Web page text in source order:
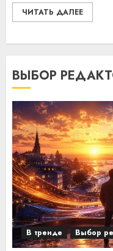
ЧИТАТЬ ДАЛЕЕ
ВЫБОР
В тренде Выбор